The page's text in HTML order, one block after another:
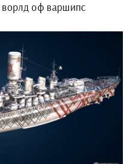
ворлд оф варшипс